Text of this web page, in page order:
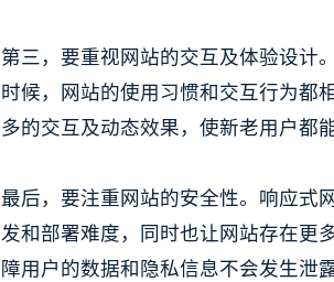
第三，要重视网站的交互及体验设计
时候，网站的使用习惯和交互行为都
多的交互及动态效果，使新老用户都
最后，要注重网站的安全性。响应式
发和部署难度，同时也让网站存在更
障用户的数据和隐私信息不会发生泄